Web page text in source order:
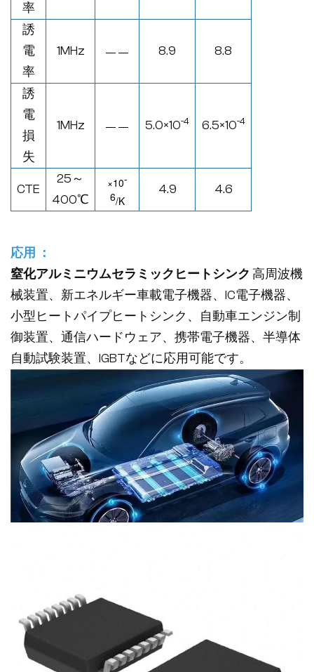
率
誘
電
率
1MHz — — 8.9 8.8
誘
電
損
失
1MHz — — 5.0×10-4 6.5×10-4
CTE
25～
400℃
×10-
6/K
4.9 4.6
応用 ：
窒化アルミニウムセラミックヒートシンク 高周波機
械装置、新エネルギー車載電子機器、IC電子機器、
小型ヒートパイプヒートシンク、自動車エンジン制
御装置、通信ハードウェア、携帯電子機器、半導体
自動試験装置、IGBTなどに応用可能です。